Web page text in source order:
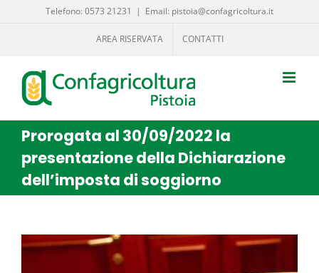
Telefono: 0573 21231 | Email: pistoia@confagricoltura.it
AREA RISERVATA CONTATTI
Prorogata al 30/09/2022 la
presentazione della Dichiarazione
dell’imposta di soggiorno
Ingrandisci